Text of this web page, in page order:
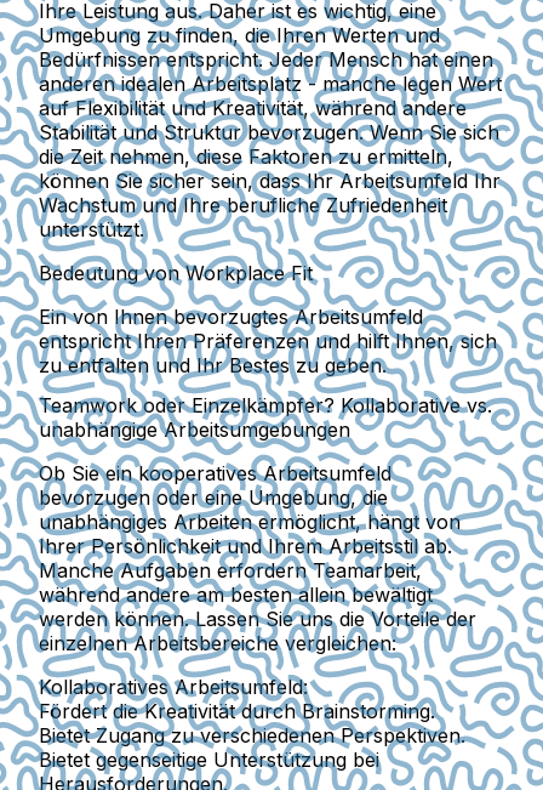
Ihre Leistung aus. Daher ist es wichtig, eine
Umgebung zu finden, die Ihren Werten und
Bedürfnissen entspricht. Jeder Mensch hat einen
anderen idealen Arbeitsplatz - manche legen Wert
auf Flexibilität und Kreativität, während andere
Stabilität und Struktur bevorzugen. Wenn Sie sich
die Zeit nehmen, diese Faktoren zu ermitteln,
können Sie sicher sein, dass Ihr Arbeitsumfeld Ihr
Wachstum und Ihre berufliche Zufriedenheit
unterstützt.
Bedeutung von Workplace Fit
Ein von Ihnen bevorzugtes Arbeitsumfeld
entspricht Ihren Präferenzen und hilft Ihnen, sich
zu entfalten und Ihr Bestes zu geben.
Teamwork oder Einzelkämpfer? Kollaborative vs.
unabhängige Arbeitsumgebungen
Ob Sie ein kooperatives Arbeitsumfeld
bevorzugen oder eine Umgebung, die
unabhängiges Arbeiten ermöglicht, hängt von
Ihrer Persönlichkeit und Ihrem Arbeitsstil ab.
Manche Aufgaben erfordern Teamarbeit,
während andere am besten allein bewältigt
werden können. Lassen Sie uns die Vorteile der
einzelnen Arbeitsbereiche vergleichen:
Kollaboratives Arbeitsumfeld:
Fördert die Kreativität durch Brainstorming.
Bietet Zugang zu verschiedenen Perspektiven.
Bietet gegenseitige Unterstützung bei
Herausforderungen.